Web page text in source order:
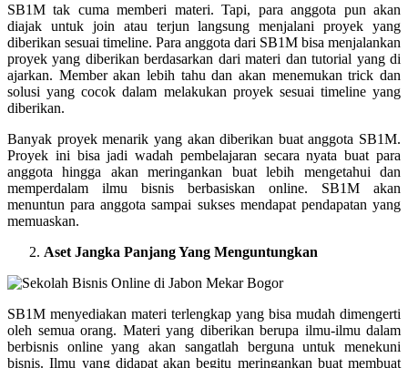
SB1M tak cuma memberi materi. Tapi, para anggota pun akan
diajak untuk join atau terjun langsung menjalani proyek yang
diberikan sesuai timeline. Para anggota dari SB1M bisa menjalankan
proyek yang diberikan berdasarkan dari materi dan tutorial yang di
ajarkan. Member akan lebih tahu dan akan menemukan trick dan
solusi yang cocok dalam melakukan proyek sesuai timeline yang
diberikan.
Banyak proyek menarik yang akan diberikan buat anggota SB1M.
Proyek ini bisa jadi wadah pembelajaran secara nyata buat para
anggota hingga akan meringankan buat lebih mengetahui dan
memperdalam ilmu bisnis berbasiskan online. SB1M akan
menuntun para anggota sampai sukses mendapat pendapatan yang
memuaskan.
Aset Jangka Panjang Yang Menguntungkan
SB1M menyediakan materi terlengkap yang bisa mudah dimengerti
oleh semua orang. Materi yang diberikan berupa ilmu-ilmu dalam
berbisnis online yang akan sangatlah berguna untuk menekuni
bisnis. Ilmu yang didapat akan begitu meringankan buat membuat